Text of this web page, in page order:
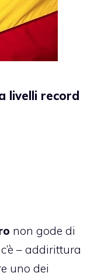
livelli record
non gode di
c’è – addirittura
uno dei